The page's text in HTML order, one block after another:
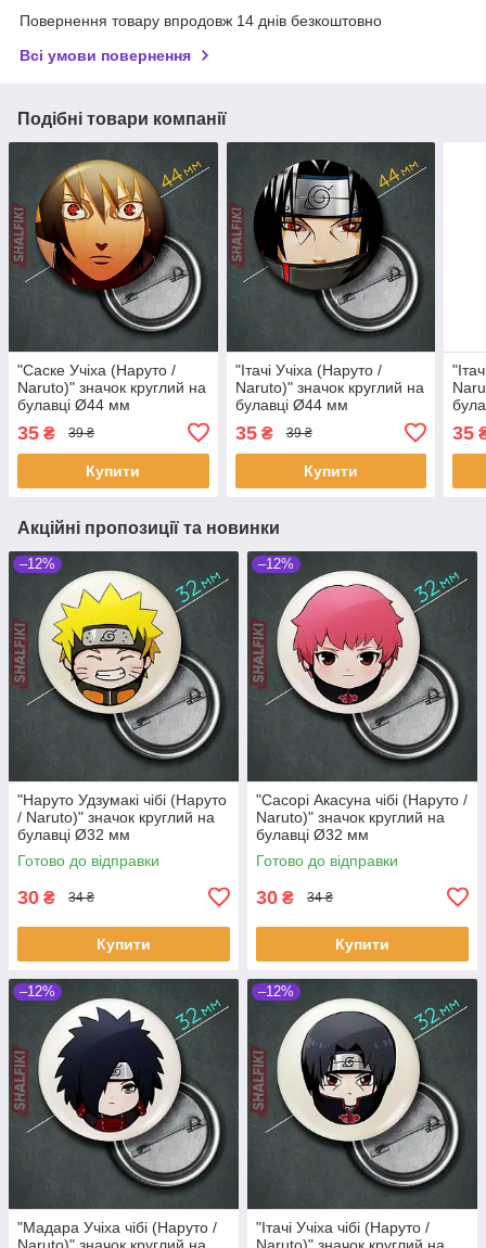
Повернення товару впродовж 14 днів безкоштовно
Всі умови повернення
Подібні товари компанії
"Саске Учіха (Наруто /
Naruto)" значок круглий на
булавці Ø44 мм
35 ₴ 39 ₴
Купити
"Ітачі Учіха (Наруто /
Naruto)" значок круглий на
булавці Ø44 мм
35₴ 39 ₴
Купити
35
Акційні пропозиції та новинки
–12%
"Наруто Удзумакі чібі (Наруто
/ Naruto)" значок круглий на
булавці Ø32 мм
Готово до відправки
30 ₴ 34 ₴
Купити
–12%
"Сасорі Акасуна чібі (Наруто /
Naruto)" значок круглий на
булавці Ø32 мм
Готово до відправки
30 ₴ 34 ₴
Купити
–12%
"Мадара Учіха чібі (Наруто /
Naruto)" значок круглий на
–12%
"Ітачі Учіха чібі (Наруто /
Naruto)" значок круглий на